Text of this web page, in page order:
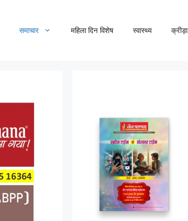
समाचार महिला दिन विशेष स्वास्थ्य क्रीड़ा